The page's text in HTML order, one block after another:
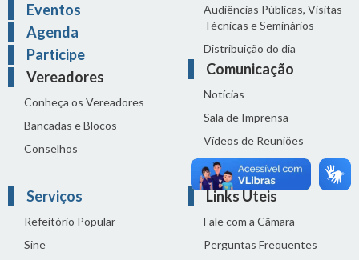
Eventos
Agenda
Participe
Vereadores
Conheça os Vereadores
Bancadas e Blocos
Conselhos
Audiências Públicas, Visitas
Técnicas e Seminários
Distribuição do dia
Comunicação
Notícias
Sala de Imprensa
Vídeos de Reuniões
Solenidades
Serviços
Refeitório Popular
Sine
Links Úteis
Fale com a Câmara
Perguntas Frequentes